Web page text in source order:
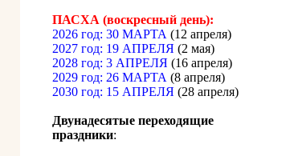
ПАСХА (воскресный день):
2026 год: 30 МАРТА (12 апреля)
2027 год: 19 АПРЕЛЯ (2 мая)
2028 год: 3 АПРЕЛЯ (16 апреля)
2029 год: 26 МАРТА (8 апреля)
2030 год: 15 АПРЕЛЯ (28 апреля)
Двунадесятые переходящие
праздники: